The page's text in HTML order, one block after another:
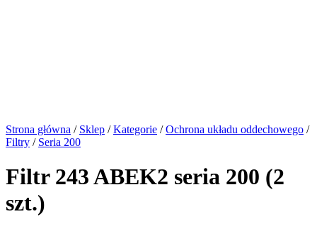
Strona główna / Sklep / Kategorie / Ochrona układu oddechowego /
Filtry / Seria 200
Filtr 243 ABEK2 seria 200 (2
szt.)